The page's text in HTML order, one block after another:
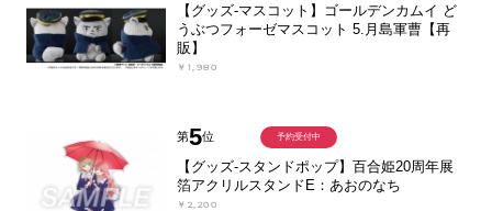
【グッズ-マスコット】ゴールデンカムイ ど
うぶつフォーゼマスコット 5.月島軍曹【再
販】
￥1,980
第5位
【グッズ-スタンドポップ】百合姫20周年展
箔アクリルスタンドE：あおのなち
￥2,200
予約受付中